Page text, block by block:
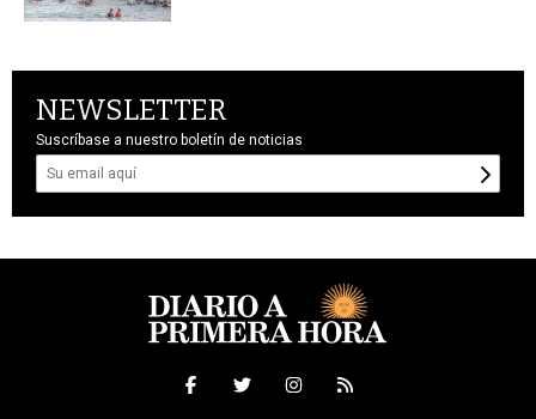
NEWSLETTER
Suscríbase a nuestro boletín de noticias